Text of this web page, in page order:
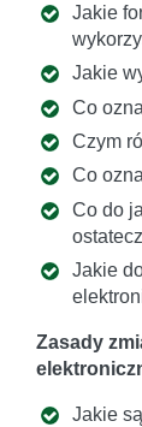
Jakie
Jakie
Co
Czym
Co
Co do
Jakie
Zasady
Jakie